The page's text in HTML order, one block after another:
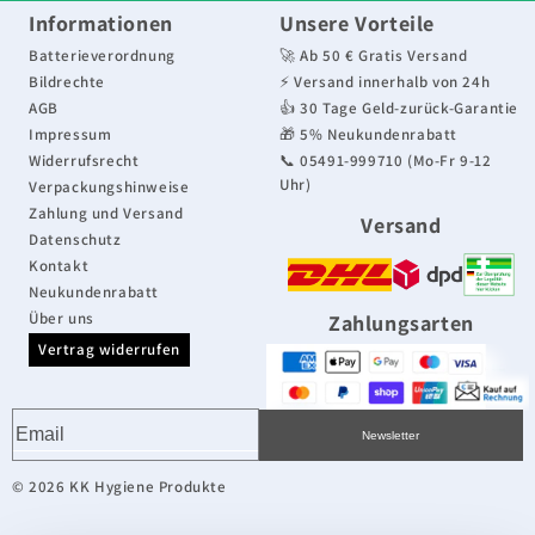
e
g
o
r
e
Informationen
Batterieverordnung
Bildrechte
AGB
Impressum
Widerrufsrecht
Verpackungshinweise
Zahlung und Versand
Datenschutz
Kontakt
Neukundenrabatt
Über uns
Vertrag widerrufen
Unsere Vorteile
🚀 Ab 50 € Gratis Versand
⚡ Versand innerhalb von 24h
👍 30 Tage Geld-zurück-Garantie
🎁 5% Neukundenrabatt
📞 05491-999710 (Mo-Fr 9-12
Uhr)
Versand
Zahlungsarten
© 2026 KK Hygiene Produkte
Newsletter